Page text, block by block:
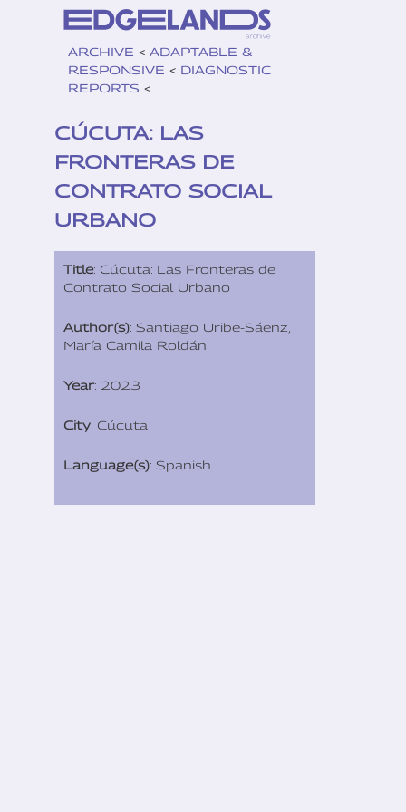
ARCHIVE < ADAPTABLE &
RESPONSIVE < DIAGNOSTIC
REPORTS <
CÚCUTA: LAS
FRONTERAS DE
CONTRATO SOCIAL
URBANO
Title: Cúcuta: Las Fronteras de
Contrato Social Urbano
Author(s): Santiago Uribe-Sáenz,
María Camila Roldán
Year: 2023
City: Cúcuta
Language(s): Spanish